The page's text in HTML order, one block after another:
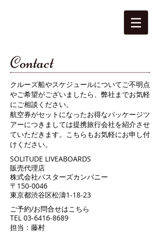
Contact
クルーズ船やスケジュールについてご不明点
やご希望がございましたら、弊社までお気軽
にご相談ください。
航空券がセットになったお得なパッケージツ
アーにつきましては提携旅行会社を紹介させ
ていただきます。こちらもお気軽にお申し付
けください。
SOLITUDE LIVEABOARDS
販売代理店
株式会社バスターズカンパニー
〒150-0046
東京都渋谷区松濤1-18-23
ご予約/お問合せはこちら
TEL 03-6416-8689
担当：藤村